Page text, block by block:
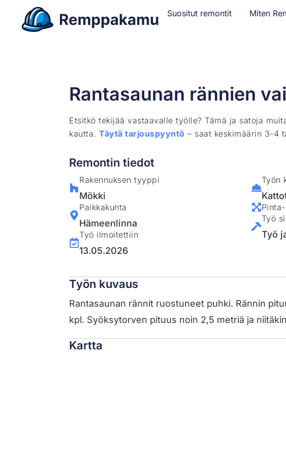
Suositut remontit Miten
Rantasaunan rännien
Etsitkö tekijää vastaavalle työlle? Tämä ja satoja
kautta.Täytä tarjouspyyntö – saat keskimäärin 3-4
Remontin tiedot
Rakennuksen tyyppi
Mökki
Paikkakunta
Hämeenlinna
Työ ilmoitettiin
13.05.2026
Työn
Työ
Työ
Työn kuvaus
Rantasaunan rännit ruostuneet puhki. Rännin
kpl. Syöksytorven pituus noin 2,5 metriä ja
Kartta